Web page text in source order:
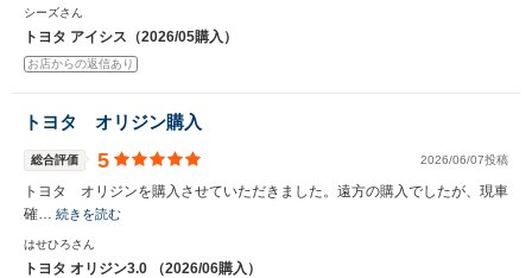
シーズさん
トヨタ アイシス（2026/05購入）
お店からの返信あり
トヨタ オリジン購入
総合評価 5 2026/06/07投稿
トヨタ オリジンを購入させていただきました。遠方の購入でしたが、現車
確… 続きを読む
はせひろさん
トヨタ オリジン3.0 （2026/06購入）